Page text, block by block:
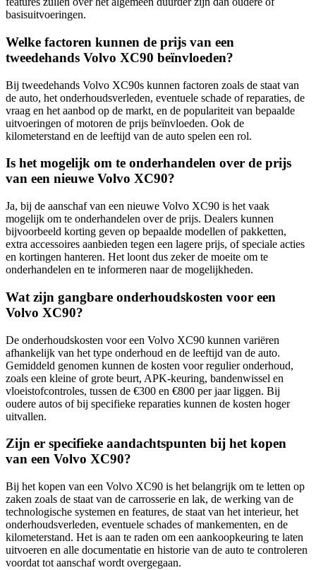
basisuitvoeringen.
Welke factoren kunnen de prijs van een
tweedehands Volvo XC90 beïnvloeden?
Bij tweedehands Volvo XC90s kunnen factoren zoals de staat van
de auto, het onderhoudsverleden, eventuele schade of reparaties, de
vraag en het aanbod op de markt, en de populariteit van bepaalde
uitvoeringen of motoren de prijs beïnvloeden. Ook de
kilometerstand en de leeftijd van de auto spelen een rol.
Is het mogelijk om te onderhandelen over de prijs
van een nieuwe Volvo XC90?
Ja, bij de aanschaf van een nieuwe Volvo XC90 is het vaak
mogelijk om te onderhandelen over de prijs. Dealers kunnen
bijvoorbeeld korting geven op bepaalde modellen of pakketten,
extra accessoires aanbieden tegen een lagere prijs, of speciale acties
en kortingen hanteren. Het loont dus zeker de moeite om te
onderhandelen en te informeren naar de mogelijkheden.
Wat zijn gangbare onderhoudskosten voor een
Volvo XC90?
De onderhoudskosten voor een Volvo XC90 kunnen variëren
afhankelijk van het type onderhoud en de leeftijd van de auto.
Gemiddeld genomen kunnen de kosten voor regulier onderhoud,
zoals een kleine of grote beurt, APK-keuring, bandenwissel en
vloeistofcontroles, tussen de €300 en €800 per jaar liggen. Bij
oudere autos of bij specifieke reparaties kunnen de kosten hoger
uitvallen.
Zijn er specifieke aandachtspunten bij het kopen
van een Volvo XC90?
Bij het kopen van een Volvo XC90 is het belangrijk om te letten op
zaken zoals de staat van de carrosserie en lak, de werking van de
technologische systemen en features, de staat van het interieur, het
onderhoudsverleden, eventuele schades of mankementen, en de
kilometerstand. Het is aan te raden om een aankoopkeuring te laten
uitvoeren en alle documentatie en historie van de auto te controleren
voordat tot aanschaf wordt overgegaan.